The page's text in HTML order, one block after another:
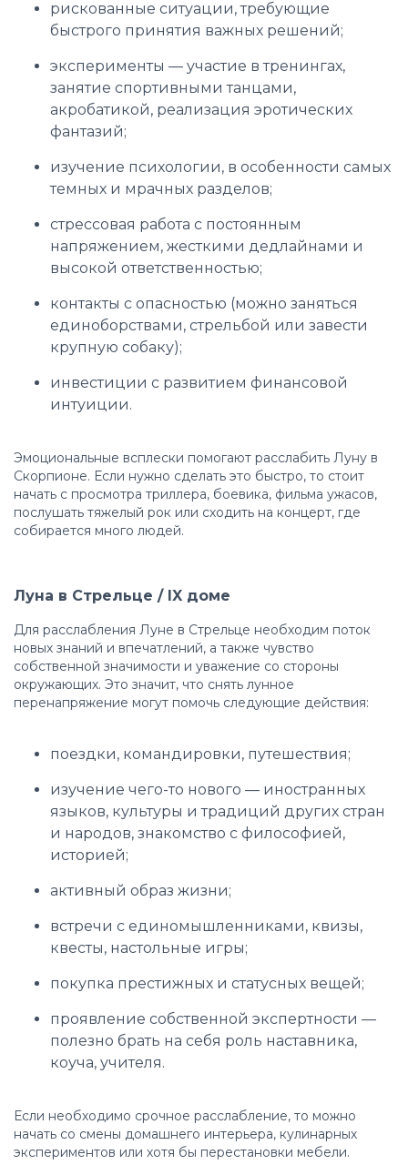
рискованные ситуации, требующие
быстрого принятия важных решений;
эксперименты — участие в тренингах,
занятие спортивными танцами,
акробатикой, реализация эротических
фантазий;
изучение психологии, в особенности самых
темных и мрачных разделов;
стрессовая работа с постоянным
напряжением, жесткими дедлайнами и
высокой ответственностью;
контакты с опасностью (можно заняться
единоборствами, стрельбой или завести
крупную собаку);
инвестиции с развитием финансовой
интуиции.
Эмоциональные всплески помогают расслабить Луну в
Скорпионе. Если нужно сделать это быстро, то стоит
начать с просмотра триллера, боевика, фильма ужасов,
послушать тяжелый рок или сходить на концерт, где
собирается много людей.
Луна в Стрельце / IX доме
Для расслабления Луне в Стрельце необходим поток
новых знаний и впечатлений, а также чувство
собственной значимости и уважение со стороны
окружающих. Это значит, что снять лунное
перенапряжение могут помочь следующие действия:
поездки, командировки, путешествия;
изучение чего-то нового — иностранных
языков, культуры и традиций других стран
и народов, знакомство с философией,
историей;
активный образ жизни;
встречи с единомышленниками, квизы,
квесты, настольные игры;
покупка престижных и статусных вещей;
проявление собственной экспертности —
полезно брать на себя роль наставника,
коуча, учителя.
Если необходимо срочное расслабление, то можно
начать со смены домашнего интерьера, кулинарных
экспериментов или хотя бы перестановки мебели.